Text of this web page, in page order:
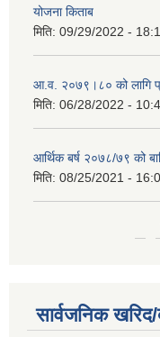
योजना किताब
मिति: 09/29/2022 -
आ.व. २०७९।८० को लागि
मिति: 06/28/2022 -
आर्थिक बर्ष २०७८/७९ को
मिति: 08/25/2021 -
सार्वजनिक